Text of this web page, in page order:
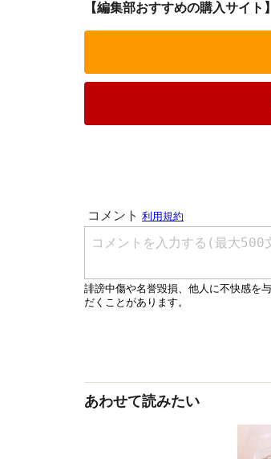
【編集部おすすめの購入サイト】
あわせて読みたい